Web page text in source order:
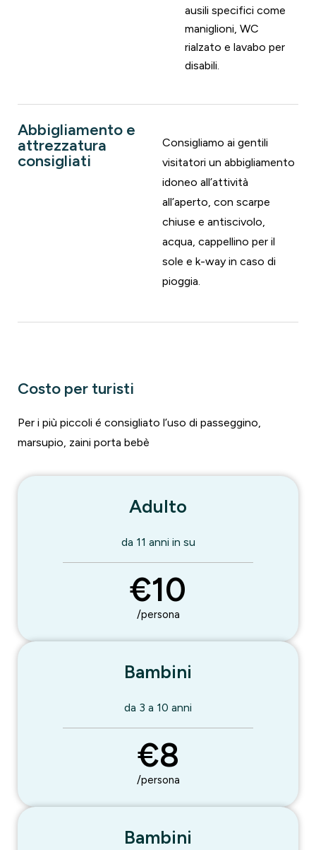
ausili specifici come
maniglioni, WC
rialzato e lavabo per
disabili.
Abbigliamento e
attrezzatura
consigliati
Consigliamo ai gentili
visitatori un abbigliamento
idoneo all’attività
all’aperto, con scarpe
chiuse e antiscivolo,
acqua, cappellino per il
sole e k-way in caso di
pioggia.
Costo per turisti
Per i più piccoli é consigliato l’uso di passeggino,
marsupio, zaini porta bebè
Adulto
da 11 anni in su
€10
/persona
Bambini
da 3 a 10 anni
€8
/persona
Bambini